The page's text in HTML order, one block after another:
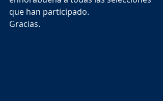
que han participado.
Gracias.